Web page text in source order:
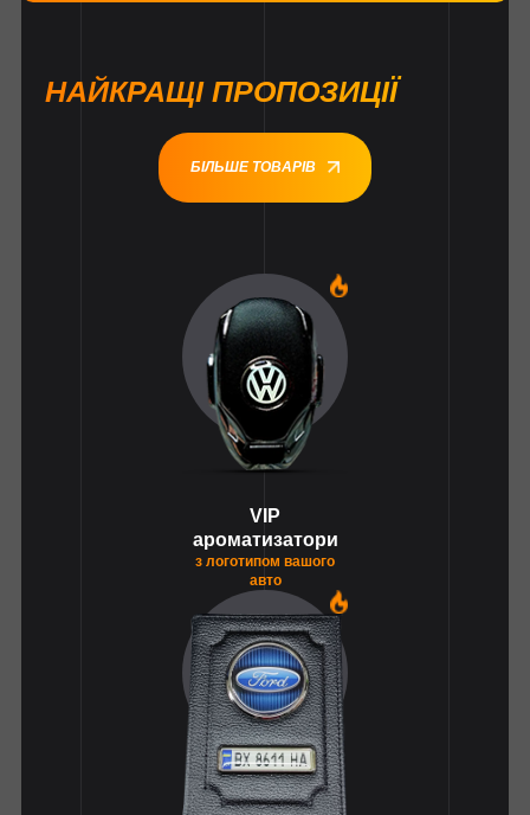
НАЙКРАЩІ ПРОПОЗИЦІЇ
БІЛЬШЕ ТОВАРІВ
VIP
ароматизатори
з логотипом вашого
авто